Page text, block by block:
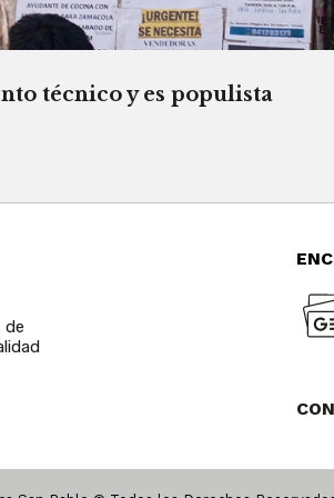
técnico y es populista
de